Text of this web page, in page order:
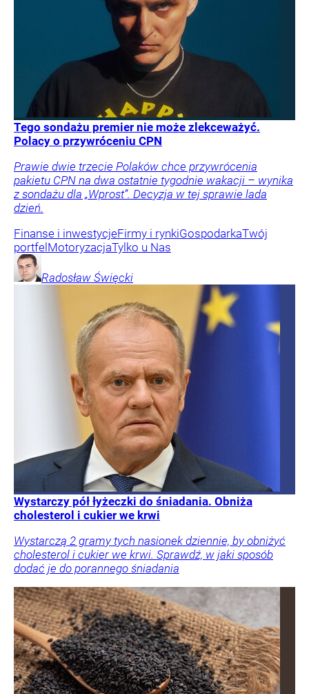
Tego sondażu premier nie może zlekceważyć.
Polacy o przywróceniu CPN
Prawie dwie trzecie Polaków chce przywrócenia
pakietu CPN na dwa ostatnie tygodnie wakacji – wynika
z sondażu dla „Wprost”. Decyzja w tej sprawie lada
dzień.
Finanse i inwestycjeFirmy i rynkiGospodarkaTwój
portfel MotoryzacjaTylko u Nas
Radosław Święcki
Wystarczy pół łyżeczki do śniadania. Obniża
cholesterol i cukier we krwi
Wystarczą 2 gramy tych nasionek dziennie, by obniżyć
cholesterol i cukier we krwi. Sprawdź, w jaki sposób
dodać je do porannego śniadania